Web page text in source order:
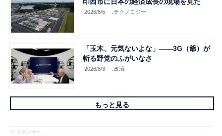
2026/8/5 .テクノロジー
「玉木、元気ないよな」――3G（爺）が
斬る野党のふがいなさ
2026/8/3 .政治
もっと見る
※ スポンサー